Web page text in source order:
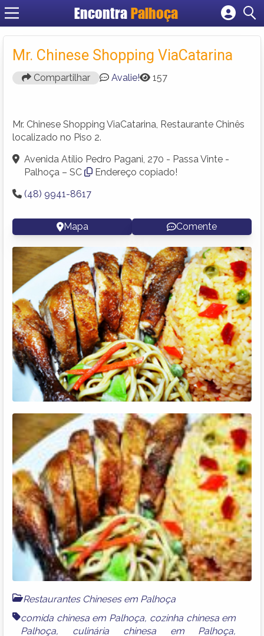
EncontraPalhoça
Cadastrar empresa
Criar conta
Mr. Chinese Shopping ViaCatarina
Compartilhar Avalie! 157
Mr. Chinese Shopping ViaCatarina, Restaurante Chinês
localizado no Piso 2.
Avenida Atílio Pedro Pagani, 270 - Passa Vinte -
Palhoça – SC
Endereço copiado!
(48) 9941-8617
Mapa Comente
Restaurantes Chineses em Palhoça
comida chinesa em Palhoça, cozinha chinesa em
Palhoça, culinária chinesa em Palhoça,